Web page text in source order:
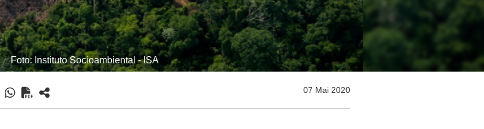
Foto: Instituto Socioambiental - ISA
07 Mai 2020